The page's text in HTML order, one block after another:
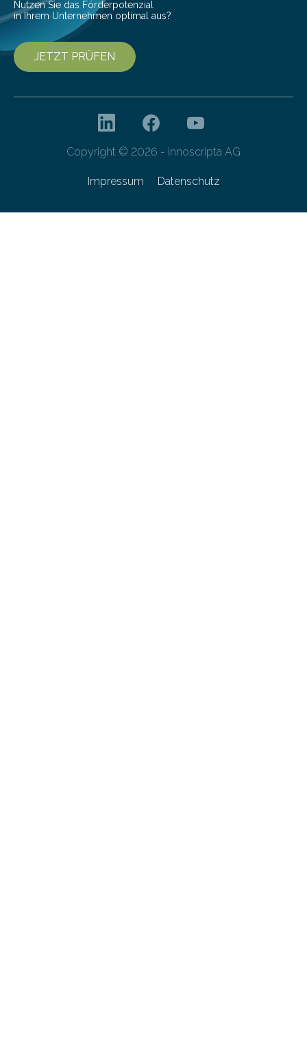
Nutzen Sie das Förderpotenzial
in Ihrem Unternehmen optimal aus?
JETZT PRÜFEN
Copyright © 2026 - innoscripta AG
Impressum Datenschutz